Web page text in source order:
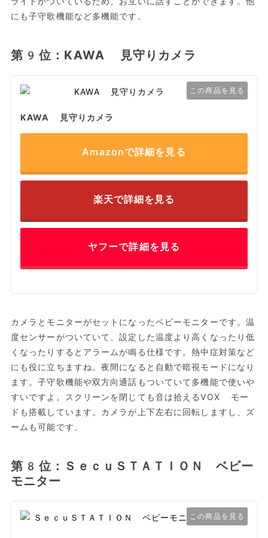
にも子守歌機能など多機能です。
第9位：KAWA 見守りカメラ
この商品を見る
KAWA 見守りカメラ
Amazonで詳細を見る
楽天で詳細を見る
ヤフーで詳細を見る
カメラとモニターがセットになったベビーモニターです。温
度センサーがついていて、設定した温度より高くなったり低
くなったりするとアラームが鳴る仕様です。熱中症対策など
にも役に立ちますね。夜間になると自動で暗視モードになり
ます。子守歌機能や双方向通話もついていて多機能で使いや
すいですよ。スクリーンを閉じても音は拾えるVOX モー
ドも搭載しています。カメラが上下左右に回転しますし、ズ
ームも可能です。
第8位：ＳｅｃｕＳＴＡＴＩＯＮ ベビー
モニター
この商品を見る